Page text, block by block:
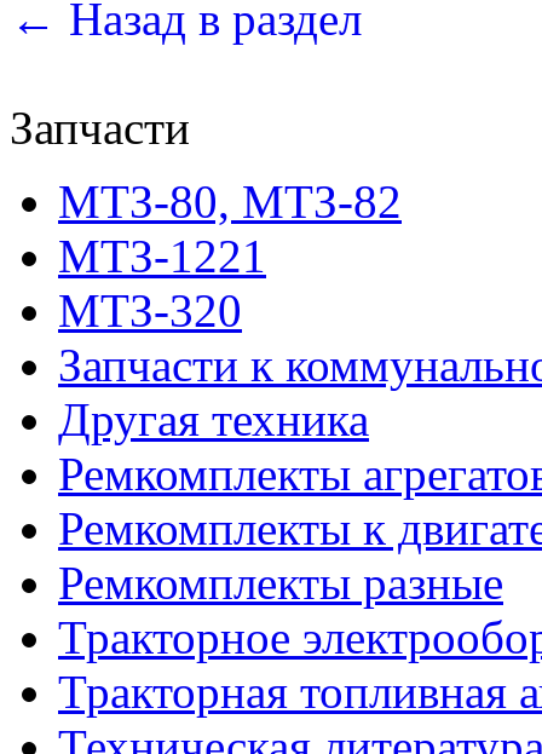
← Назад в раздел
Запчасти
МТЗ-80, МТЗ-82
МТЗ-1221
МТЗ-320
Запчасти к
Другая техника
Ремкомплекты
Ремкомплекты к
Ремкомплекты разные
Тракторное
Тракторная топливная